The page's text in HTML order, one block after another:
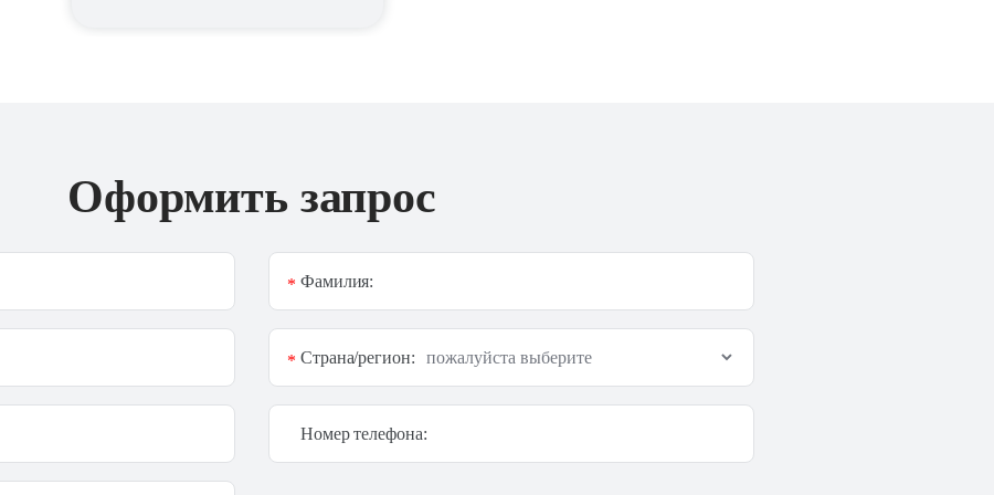
Оформить запрос
Фамилия:
*
Страна/регион:
*
Номер телефона: